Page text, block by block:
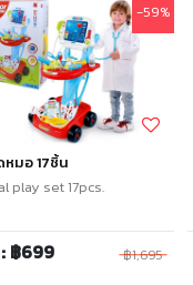
-59%
หมอ 17ชิ้น
play set 17pcs.
฿699 ฿1,695